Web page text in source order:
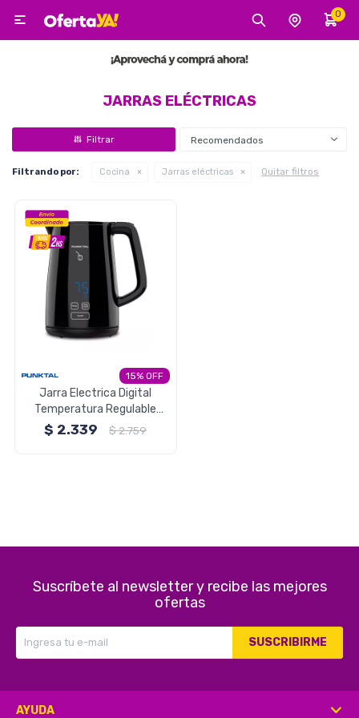
0

JARRAS ELÉCTRICAS
Recomendados
Filtrando por: Cocina Jarras eléctricas Quitar filtros
15
Jarra Electrica Digital
Temperatura Regulable
Mate Punktal
$ 2.339 $2.759
Suscríbete al newsletter y recibe las mejores
ofertas
SUSCRIBIRME
AYUDA
MI CUENTA
Tecnología
Tv, Audio y Video
Tecnología
Gaming
Electrodomésticos
Deportes y Tiempo Libre
Bebés y Niños